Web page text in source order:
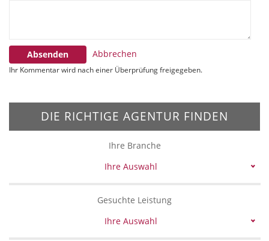
Absenden Abbrechen
Ihr Kommentar wird nach einer Überprüfung freigegeben.
DIE RICHTIGE AGENTUR FINDEN
Ihre Branche
Ihre Auswahl
Gesuchte Leistung
Ihre Auswahl